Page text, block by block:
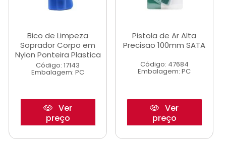
Bico de Limpeza
Soprador Corpo em
Nylon Ponteira Plastica
Código: 17143
Embalagem: PC
Ver
preço
Pistola de Ar Alta
Precisao 100mm SATA
Código: 47684
Embalagem: PC
Ver
preço